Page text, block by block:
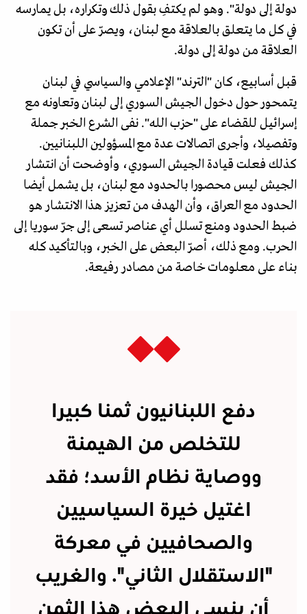
دولة إلى دولة". وهو لم يكتفِ بقول ذلك وتكراره، بل يمارسه
في كل ما يتعلق بالعلاقة مع لبنان، ويصرّ على أن تكون
العلاقة من دولة إلى دولة.
قبل أسابيع، كان "الترند" الإعلامي والسياسي في لبنان
يتمحور حول دخول الجيش السوري إلى لبنان وتعاونه مع
إسرائيل للقضاء على "حزب الله". نفى الشرع الخبر جملة
وتفصيلا، وأجرى اتصالات عدة مع المسؤولين اللبنانيين.
كذلك فعلت قيادة الجيش السوري، وأوضحت أن انتشار
الجيش ليس محصورا بالحدود مع لبنان، بل يشمل أيضا
الحدود مع العراق، وأن الهدف من تعزيز هذا الانتشار هو
ضبط الحدود ومنع تسلل أي عناصر تسعى إلى جرّ سوريا إلى
الحرب. ومع ذلك، أصرّ البعض على الخبر، وبالتأكيد كله
بناء على معلومات خاصة من مصادر رفيعة.
دفع اللبنانيون ثمنا كبيرا
للتخلص من الهيمنة
ووصاية نظام الأسد؛ فقد
اغتيل خيرة السياسيين
والصحافيين في معركة
"الاستقلال الثاني". والغريب
أن ينسى البعض هذا الثمن